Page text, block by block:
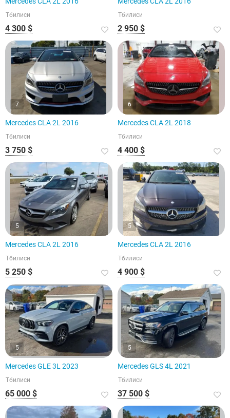
Тбилиси
4 300 $
Тбилиси
2 950 $
7
Mercedes CLA 2L 2016
Тбилиси
3 750 $
6
Mercedes CLA 2L 2018
Тбилиси
4 400 $
5
Mercedes CLA 2L 2016
Тбилиси
5 250 $
5
Mercedes CLA 2L 2016
Тбилиси
4 900 $
5
Mercedes GLE 3L 2023
Тбилиси
65 000 $
5
Mercedes GLS 4L 2021
Тбилиси
37 500 $